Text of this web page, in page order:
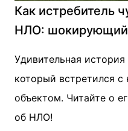
Как истребитель
НЛО: шокирующий
Удивительная
который встретился
объектом. Читайте о
об НЛО!